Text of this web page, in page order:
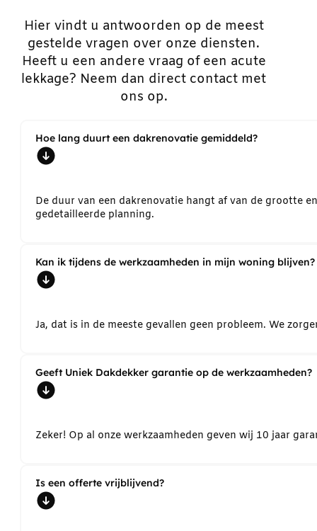
Hier vindt u antwoorden op de meest
gestelde vragen over onze diensten.
Heeft u een andere vraag of een acute
lekkage? Neem dan direct contact met
ons op.
Hoe lang duurt een dakrenovatie gemiddeld?
De duur van een dakrenovatie hangt af van de grootte
gedetailleerde planning.
Kan ik tijdens de werkzaamheden in mijn woning blijven?
Ja, dat is in de meeste gevallen geen probleem. We
Geeft Uniek Dakdekker garantie op de werkzaamheden?
Zeker! Op al onze werkzaamheden geven wij 10 jaar
Is een offerte vrijblijvend?